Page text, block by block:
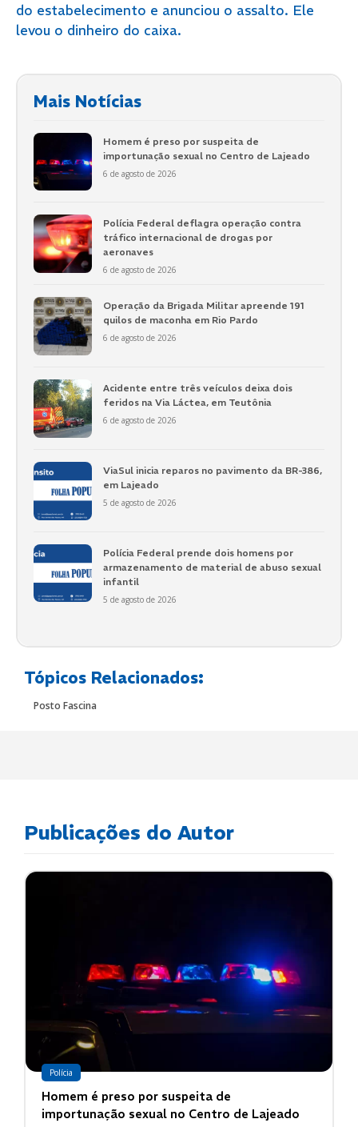
do estabelecimento e anunciou o assalto. Ele
levou o dinheiro do caixa.
Mais Notícias
Homem é preso por suspeita de
importunação sexual no Centro de Lajeado
6 de agosto de 2026
Polícia Federal deflagra operação contra
tráfico internacional de drogas por
aeronaves
6 de agosto de 2026
Operação da Brigada Militar apreende 191
quilos de maconha em Rio Pardo
6 de agosto de 2026
Acidente entre três veículos deixa dois
feridos na Via Láctea, em Teutônia
6 de agosto de 2026
ViaSul inicia reparos no pavimento da BR-386,
em Lajeado
5 de agosto de 2026
Polícia Federal prende dois homens por
armazenamento de material de abuso sexual
infantil
5 de agosto de 2026
Tópicos Relacionados:
Posto Fascina
Publicações do Autor
Polícia
Homem é preso por suspeita de
importunação sexual no Centro de Lajeado